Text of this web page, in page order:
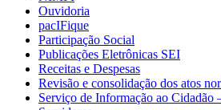
Ouvidoria
pacIFique
Participação Social
Publicações Eletrônicas SEI
Receitas e Despesas
Revisão e consolidação dos atos
Serviço de Informação ao Cidadão